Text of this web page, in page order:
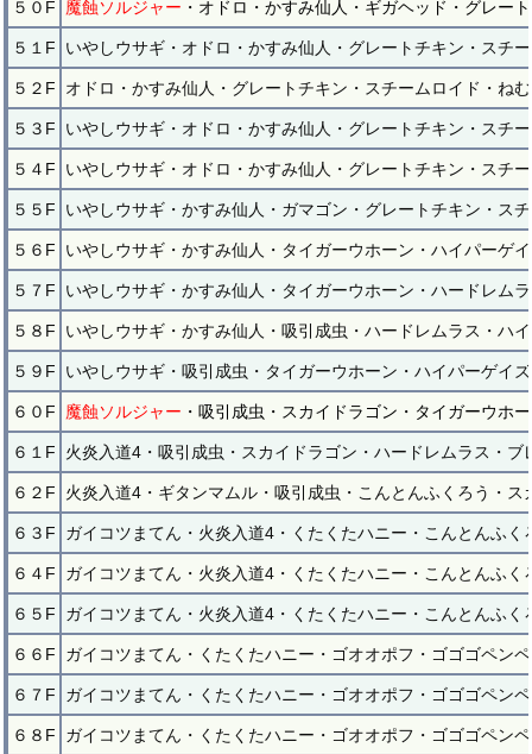
５０F 魔蝕ソルジャー ・オドロ・かすみ仙人・ギガヘッド・グレー
５１F いやしウサギ・オドロ・かすみ仙人・グレートチキン・スチ
５２F オドロ・かすみ仙人・グレートチキン・スチームロイド・ね
５３F いやしウサギ・オドロ・かすみ仙人・グレートチキン・スチ
５４F いやしウサギ・オドロ・かすみ仙人・グレートチキン・スチ
５５F いやしウサギ・かすみ仙人・ガマゴン・グレートチキン・ス
５６F いやしウサギ・かすみ仙人・タイガーウホーン・ハイパーゲ
５７F いやしウサギ・かすみ仙人・タイガーウホーン・ハードレム
５８F いやしウサギ・かすみ仙人・吸引成虫・ハードレムラス・ハ
５９F いやしウサギ・吸引成虫・タイガーウホーン・ハイパーゲイ
６０F 魔蝕ソルジャー ・吸引成虫・スカイドラゴン・タイガーウホ
６１F 火炎入道4・吸引成虫・スカイドラゴン・ハードレムラス・ブ
６２F 火炎入道4・ギタンマムル・吸引成虫・こんとんふくろう・
６３F ガイコツまてん・火炎入道4・くたくたハニー・こんとんふ
６４F ガイコツまてん・火炎入道4・くたくたハニー・こんとんふ
６５F ガイコツまてん・火炎入道4・くたくたハニー・こんとんふ
６６F ガイコツまてん・くたくたハニー・ゴオオポフ・ゴゴゴペン
６７F ガイコツまてん・くたくたハニー・ゴオオポフ・ゴゴゴペン
６８F ガイコツまてん・くたくたハニー・ゴオオポフ・ゴゴゴペン